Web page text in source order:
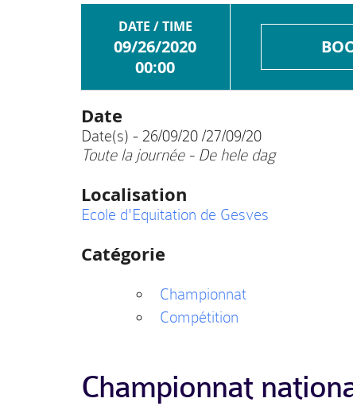
DATE / TIME
09/26/2020
00:00
Date
Date(s) - 26/09/20 /27/09/20
Toute la journée - De hele dag
Localisation
Ecole d'Equitation de Gesves
Catégorie
Championnat
Compétition
Championnat